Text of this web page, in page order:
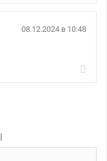
08.12.2024 в 10:48